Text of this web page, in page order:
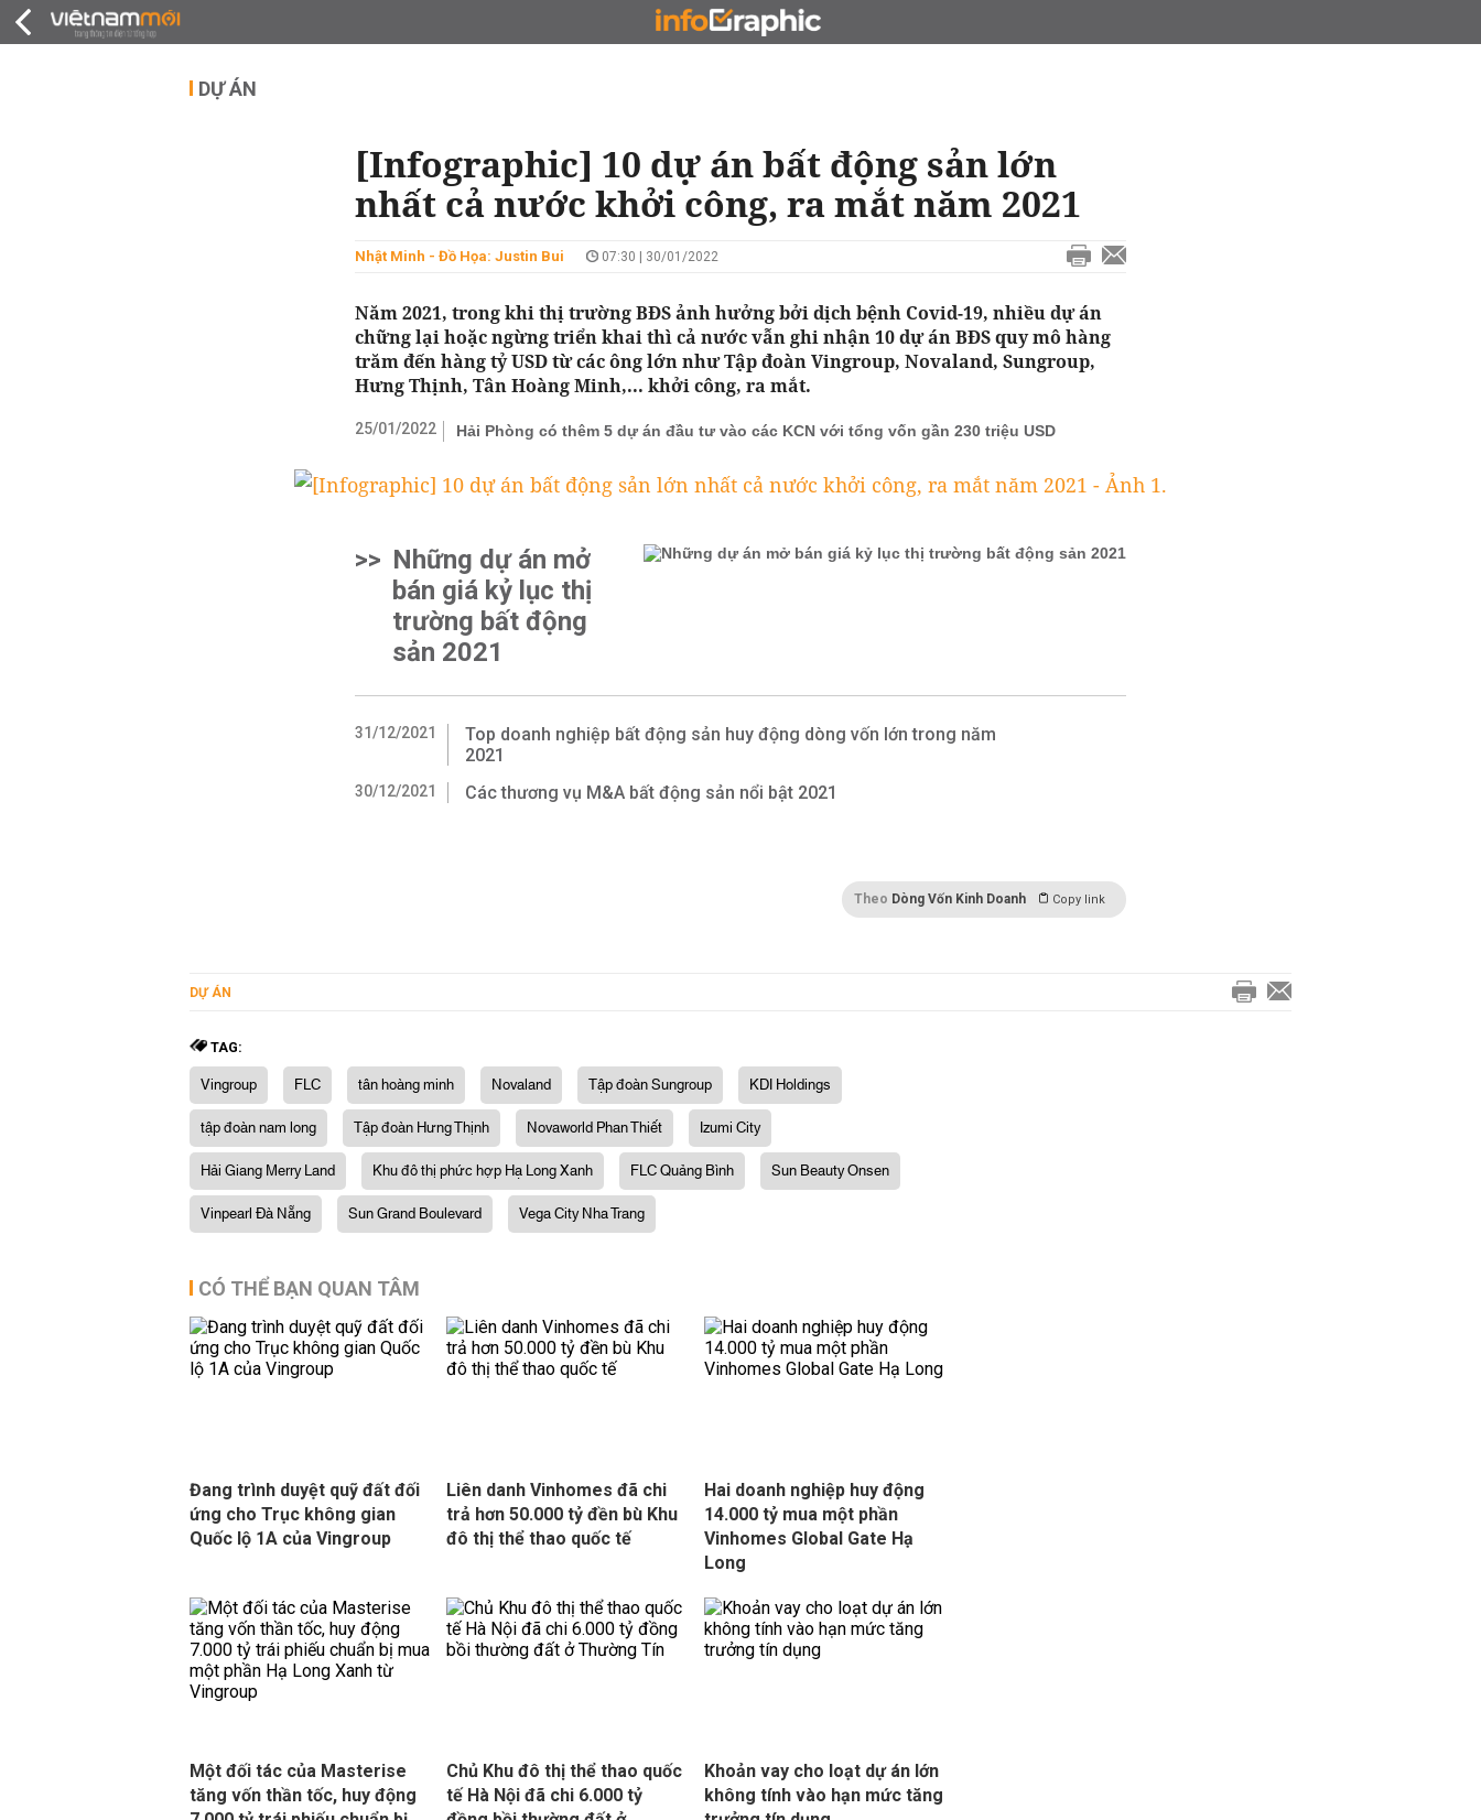
ĐẤU GIÁ - ĐẤU THẦU KINH DOANH
DỰ ÁN
[Infographic] 10 dự án bất động sản lớn
nhất cả nước khởi công, ra mắt năm 2021
Nhật Minh - Đồ Họa: Justin Bui 07:30 | 30/01/2022
Năm 2021, trong khi thị trường BĐS ảnh hưởng bởi dịch bệnh Covid-19, nhiều dự án
chững lại hoặc ngừng triển khai thì cả nước vẫn ghi nhận 10 dự án BĐS quy mô hàng
trăm đến hàng tỷ USD từ các ông lớn như Tập đoàn Vingroup, Novaland, Sungroup,
Hưng Thịnh, Tân Hoàng Minh,... khởi công, ra mắt.
25/01/2022 Hải Phòng có thêm 5 dự án đầu tư vào các KCN với tổng vốn gần 230 triệu USD
>> Những dự án mở
bán giá kỷ lục thị
trường bất động
sản 2021
31/12/2021
Top doanh nghiệp bất động sản huy động dòng vốn lớn trong năm
2021
30/12/2021 Các thương vụ M&A bất động sản nổi bật 2021
Theo Dòng Vốn Kinh Doanh Copy link
DỰ ÁN
TAG:
Vingroup FLC tân hoàng minh Novaland Tập đoàn Sungroup
KDI Holdings
tập đoàn nam long
Tập đoàn Hưng Thịnh Novaworld Phan Thiết
Izumi City
Hải Giang Merry Land
Khu đô thị phức hợp Hạ Long Xanh FLC Quảng Bình
Sun Beauty Onsen
Vinpearl Đà Nẵng
Sun Grand Boulevard Vega City Nha Trang
CÓ THỂ BẠN QUAN TÂM
Đang trình duyệt quỹ đất đối
ứng cho Trục không gian
Quốc lộ 1A của Vingroup
Liên danh Vinhomes đã chi
trả hơn 50.000 tỷ đền bù Khu
đô thị thể thao quốc tế
Hai doanh nghiệp huy động
14.000 tỷ mua một phần
Vinhomes Global Gate Hạ
Long
Một đối tác của Masterise
tăng vốn thần tốc, huy động
Chủ Khu đô thị thể thao quốc
tế Hà Nội đã chi 6.000 tỷ
Khoản vay cho loạt dự án lớn
không tính vào hạn mức tăng